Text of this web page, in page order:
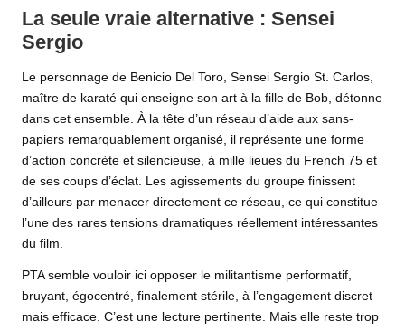
La seule vraie alternative : Sensei
Sergio
Le personnage de Benicio Del Toro, Sensei Sergio St. Carlos,
maître de karaté qui enseigne son art à la fille de Bob, détonne
dans cet ensemble. À la tête d’un réseau d’aide aux sans-
papiers remarquablement organisé, il représente une forme
d’action concrète et silencieuse, à mille lieues du French 75 et
de ses coups d’éclat. Les agissements du groupe finissent
d’ailleurs par menacer directement ce réseau, ce qui constitue
l’une des rares tensions dramatiques réellement intéressantes
du film.
PTA semble vouloir ici opposer le militantisme performatif,
bruyant, égocentré, finalement stérile, à l’engagement discret
mais efficace. C’est une lecture pertinente. Mais elle reste trop